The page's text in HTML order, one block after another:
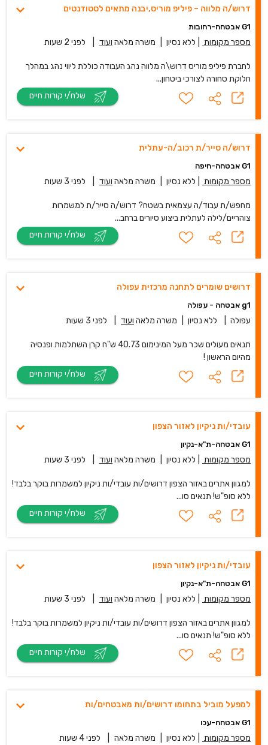
דרוש/ה מלווה – פיליפ מוריס,יבנה מתאים לסטודנטים
G1 אבטחה-רחובות
מספר מקומות ללא נסיון משרה מלאה ועוד לפני 2 שעות
לחברת פיליפ מוריס דרוש\ה מלווה נהג העבודה כוללת ליווי נהג במהלך
חלוקת סחורה לצורכי ביטחון...
דרוש/ה סייר/ת רכוב/ה-עתלית
G1 אבטחה-חיפה
מספר מקומות ללא נסיון משרה מלאה ועוד לפני 3 שעות
מחפש/ת עבוד/ה עצמאית בשטח? דרוש/ה סייר/ת למשמרות
צוהריים/לילה לעתלית ביצוע סיורים ברחב...
דרושים שומרים לתחנה מרכזית עפולה
g1 אבטחה - עפולה
עפולה ללא נסיון משרה מלאה ועוד לפני 3 שעות
תנאים מעולים שכר מעל המינימום 40.73 ש"ח קרן השתלמות ופנסיה
מהיום הראשון !
עובדי/ות ניקיון לאזור הצפון
G1 אבטחה-ת"א-נקיון
מספר מקומות ללא נסיון משרה מלאה ועוד לפני 3 שעות
למגוון אתרים באזור הצפון דרושים/ות עובדי/ות ניקיון למשמרות בוקר בלבד!
ללא סופ"ש! תנאים סו...
עובדי/ות ניקיון לאזור הצפון
G1 אבטחה-ת"א-נקיון
מספר מקומות ללא נסיון משרה מלאה ועוד לפני 3 שעות
למגוון אתרים באזור הצפון דרושים/ות עובדי/ות ניקיון למשמרות בוקר בלבד!
ללא סופ"ש! תנאים סו...
למפעל מוביל בתחומו דרושים/ות מאבטחים/ות
G1 אבטחה-עכו
מספר מקומות ללא נסיון משרה מלאה לפני 4 שעות